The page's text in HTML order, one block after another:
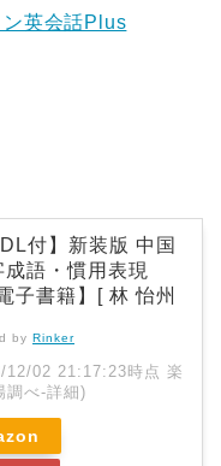
英会話Plus
DL付】新装版 中国
成語・慣用表現
子書籍】[ 林 怡州
by Rinker
12/02 21:17:23時点 楽
調べ-詳細)